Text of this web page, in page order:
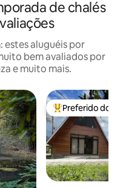
de chalés
estes aluguéis por
bem avaliados por
e muito mais.
Entre os
Preferido dos